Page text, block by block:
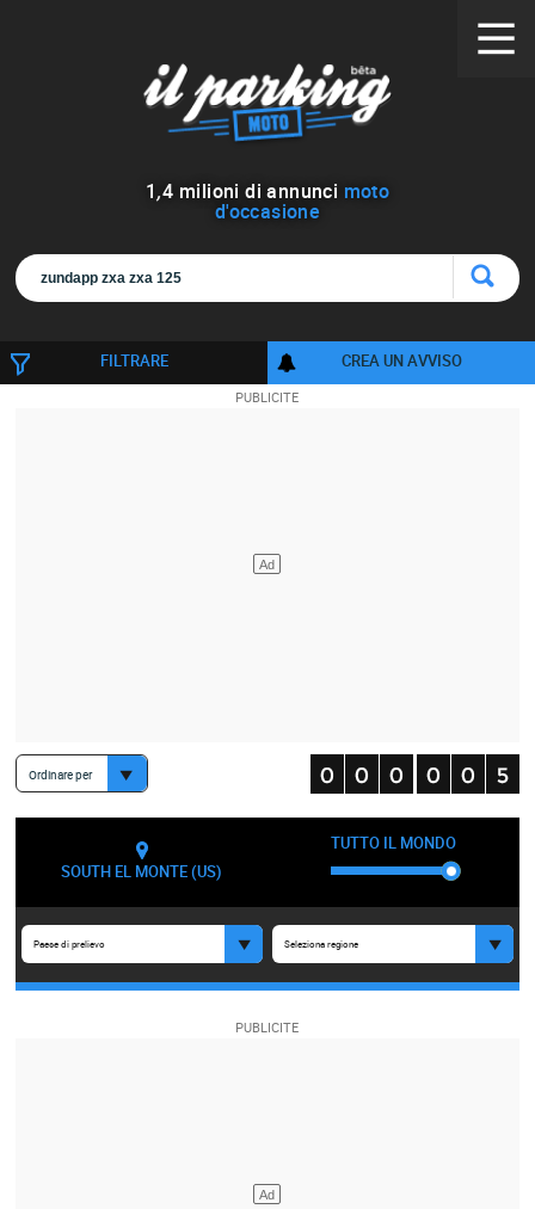
1,4 milioni di annunci moto
d'occasione
FILTRARE CREA UN AVVISO
Ordinare per
SOUTH EL MONTE (US)
TUTTO IL MONDO
Paese di prelievo Seleziona regione